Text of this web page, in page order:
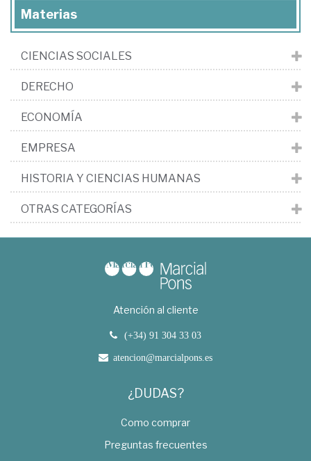
Materias
CIENCIAS SOCIALES
DERECHO
ECONOMÍA
EMPRESA
HISTORIA Y CIENCIAS HUMANAS
OTRAS CATEGORÍAS
Atención al cliente
(+34) 91 304 33 03
atencion@marcialpons.es
¿DUDAS?
Como comprar
Preguntas frecuentes